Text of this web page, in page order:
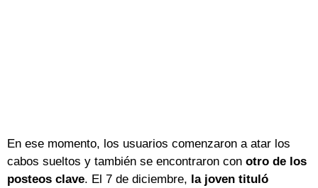
En ese momento, los usuarios comenzaron a atar los
cabos sueltos y también se encontraron con otro de los
posteos clave. El 7 de diciembre, la joven tituló